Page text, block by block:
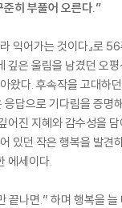
히 부풀어 오른다.”
익어가는 것이다』로
깊은 울림을 남겼던 오평
왔다. 후속작을 고대하
답으로 기다림을 증명
어진 지혜와 감수성을 담
있던 작은 행복을 발견
에세이다.
끝나면.” 하며 행복을